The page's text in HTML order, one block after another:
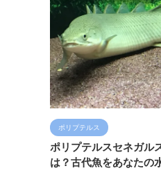
ポリプテルス
ポリプテルスセネガル
は？古代魚をあなたの